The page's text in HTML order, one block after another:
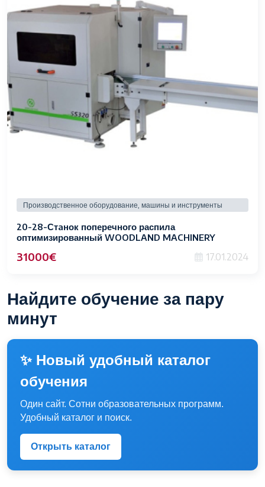
Производственное оборудование, машины и инструменты
20-28-Стaнок поперечного распила
оптимизированный WOODLAND MACHINERY
31000€ 17.01.2024
Найдите обучение за пару
минут
✨ Новый удобный каталог
обучения
Один сайт. Сотни образовательных программ.
Удобный каталог и поиск.
Открыть каталог